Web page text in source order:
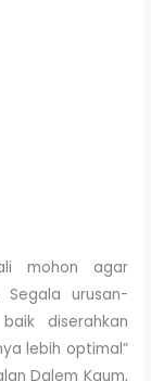
mohon agar
urusan-
diserahkan
lebih optimal”
Dalem Kaum,